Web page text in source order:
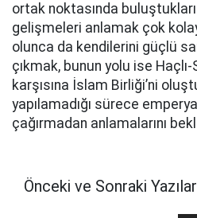
ortak noktasında
gelişmeleri anlamak çok
olunca da kendilerini güçlü
çıkmak, bunun yolu ise
karşısına İslam Birliği’ni
yapılamadığı sürece
çağırmadan anlamalarını
Önceki ve Sonraki Yazılar